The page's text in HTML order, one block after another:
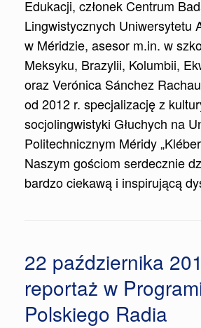
Edukacji, członek Centrum
Lingwistycznych Uniwersytetu
w Méridzie, asesor m.in. w
Meksyku, Brazylii, Kolumbii,
oraz Verónica Sánchez
od 2012 r. specjalizację z
socjolingwistyki Głuchych na
Politechnicznym Méridy
Naszym gościom serdecznie
bardzo ciekawą i inspirującą
22 października
reportaż w
Polskiego Radia